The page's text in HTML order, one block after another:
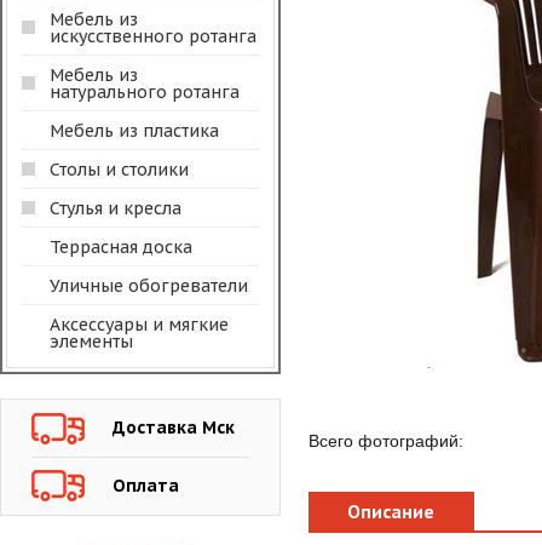
Мебель из
искусственного ротанга
Мебель из
натурального ротанга
Мебель из пластика
Столы и столики
Стулья и кресла
Террасная доска
Уличные обогреватели
Аксессуары и мягкие
элементы
Доставка Мск
Оплата
Всего фотографий:
Описание